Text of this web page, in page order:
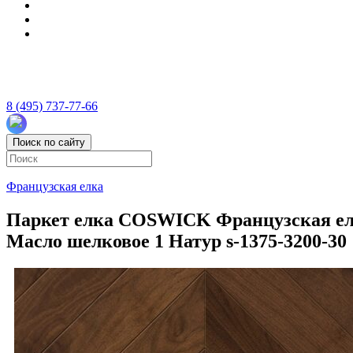
8 (495) 737-77-66
Поиск по сайту
Французская елка
Паркет елка COSWICK Французская
Масло шелковое 1 Натур s-1375-3200-30